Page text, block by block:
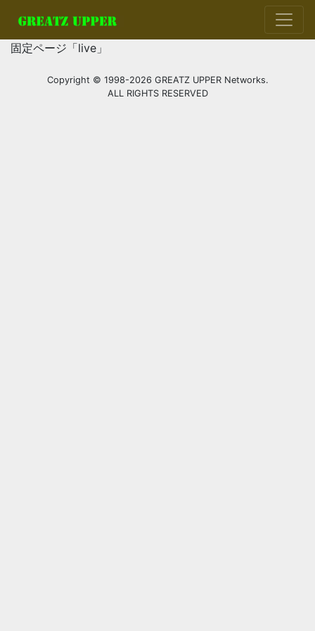
固定ページ「live」
Copyright © 1998-2026 GREATZ UPPER Networks.
ALL RIGHTS RESERVED